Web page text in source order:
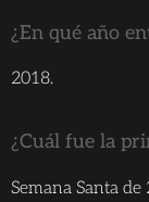
¿En qué año
2018.
¿Cuál fue la
Semana Santa de